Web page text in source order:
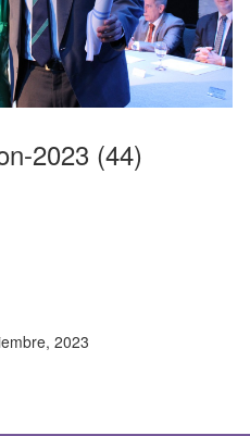
2023 (44)
2023